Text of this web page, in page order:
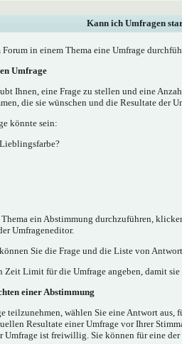
Kann ich Umfragen
in einem Thema eine Umfrage
Umfrage
Ihnen, eine Frage zu stellen und eine
die sie wünschen und die Resultate der
könnte sein:
ein Abstimmung durchzuführen,
Umfrageneditor.
Sie die Frage und die Liste von
Zeit Limit für die Umfrage angeben, damit
einer Abstimmung
teilzunehmen, wählen Sie eine Antwort
Resultate einer Umfrage vor Ihrer
Umfrage ist freiwillig. Sie können für eine